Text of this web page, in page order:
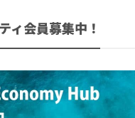
ィ会員募集中！